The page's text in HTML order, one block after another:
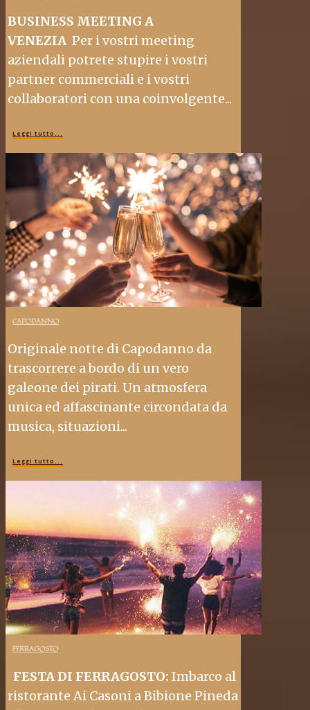
BUSINESS MEETING A
VENEZIA Per i vostri meeting
aziendali potrete stupire i vostri
partner commerciali e i vostri
collaboratori con una coinvolgente...
Leggi tutto...
CAPODANNO
Originale notte di Capodanno da
trascorrere a bordo di un vero
galeone dei pirati. Un atmosfera
unica ed affascinante circondata da
musica, situazioni...
Leggi tutto...
FERRAGOSTO
FESTA DI FERRAGOSTO: Imbarco al
ristorante Ai Casoni a Bibione Pineda